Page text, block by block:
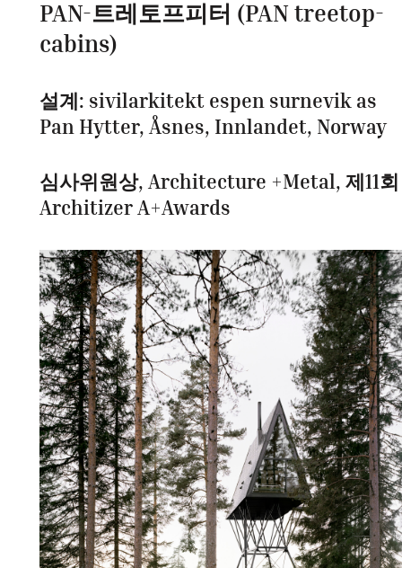
PAN-트레토프피터 (PAN treetop-
cabins)
설계: sivilarkitekt espen surnevik as
Pan Hytter, Åsnes, Innlandet, Norway
심사위원상, Architecture +Metal, 제11회
Architizer A+Awards